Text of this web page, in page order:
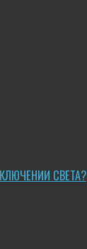
СВЕТА?